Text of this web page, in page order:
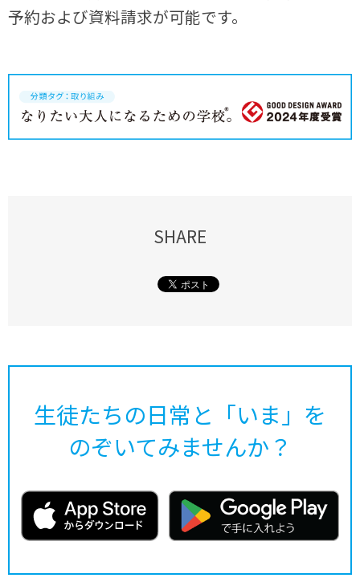
予約および資料請求が可能です。
SHARE
生徒たちの日常と「いま」を
のぞいてみませんか？